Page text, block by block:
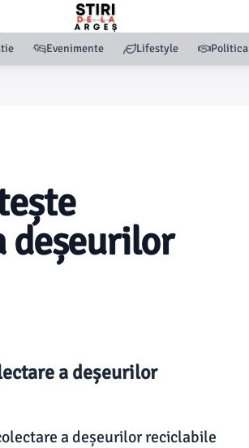
Evenimente Lifestyle Politica
deșeurilor
a deșeurilor
a deșeurilor reciclabile